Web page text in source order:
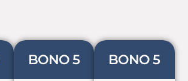
BONO 5 BONO 5